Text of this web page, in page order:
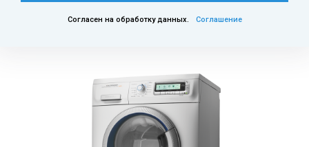
Согласен на обработку данных. Соглашение